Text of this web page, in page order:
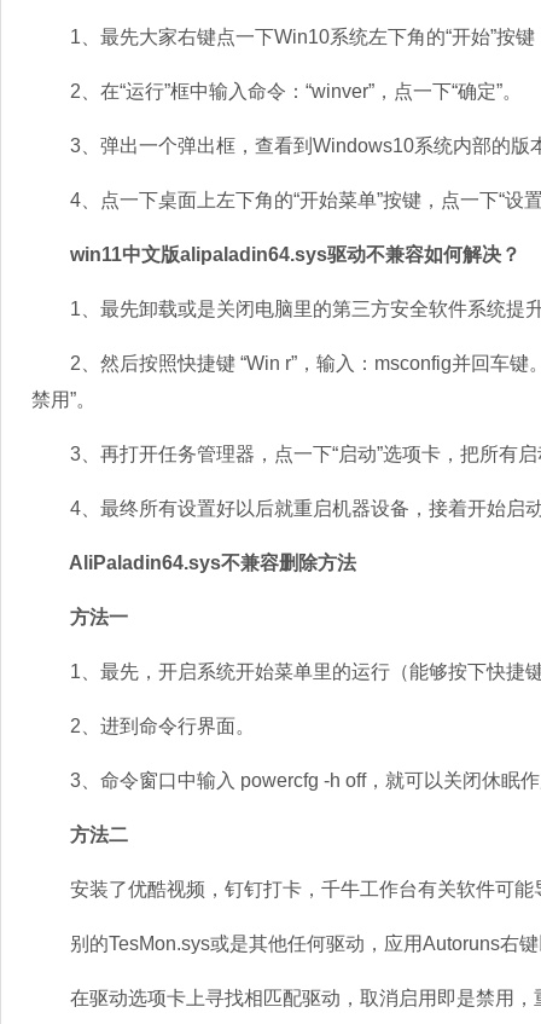
1、最先大家右键点一下Win10系统左下角的“开始”按键
2、在“运行”框中输入命令：“winver”，点一下“确定”。
3、弹出一个弹出框，查看到Windows10系统内部的版
4、点一下桌面上左下角的“开始菜单”按键，点一下“设
win11中文版alipaladin64.sys驱动不兼容如何解决？
1、最先卸载或是关闭电脑里的第三方安全软件系统提
2、然后按照快捷键 “Win r”，输入：msconfig并回车键
禁用”。
3、再打开任务管理器，点一下“启动”选项卡，把所有启
4、最终所有设置好以后就重启机器设备，接着开始启
AliPaladin64.sys不兼容删除方法
方法一
1、最先，开启系统开始菜单里的运行（能够按下快捷
2、进到命令行界面。
3、命令窗口中输入 powercfg -h off，就可以关闭休眠
方法二
安装了优酷视频，钉钉打卡，千牛工作台有关软件可能
别的TesMon.sys或是其他任何驱动，应用Autoruns右键
在驱动选项卡上寻找相匹配驱动，取消启用即是禁用，